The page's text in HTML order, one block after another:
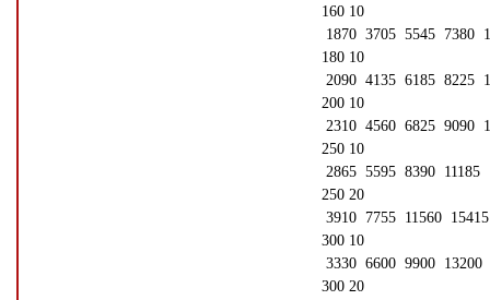
160 10
1870 3705 5545 7380
180 10
2090 4135 6185 8225
200 10
2310 4560 6825 9090
250 10
2865 5595 8390 11185
250 20
3910 7755 11560
300 10
3330 6600 9900 13200
300 20